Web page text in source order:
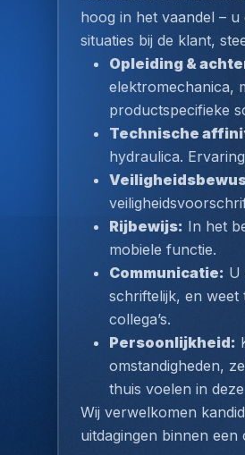
hoog in het vaandel –
situaties bij de klant,
Opleiding &
elektromechanica,
productspecifieke
Technische
hydraulica.
Rijbewijs: In het
mobiele functie.
Communicatie: U
schriftelijk, en
collega’s.
Persoonlijkheid:
omstandigheden,
thuis voelen in
Wij verwelkomen
uitdagingen binnen